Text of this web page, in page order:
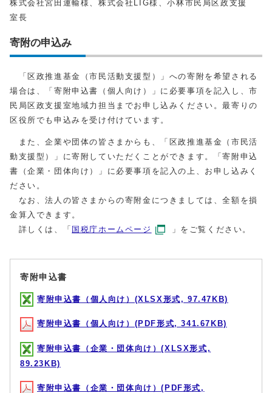
株式会社宮田運輸様、株式会社LIG様、小林市民局区政支援
室長
寄附の申込み
「区政推進基金（市民活動支援型）」への寄附を希望される
場合は、「寄附申込書（個人向け）」に必要事項を記入し、市
民局区政支援室地域力担当までお申し込みください。最寄りの
区役所でも申込みを受け付けています。
また、企業や団体の皆さまからも、「区政推進基金（市民活
動支援型）」に寄附していただくことができます。「寄附申込
書（企業・団体向け）」に必要事項を記入の上、お申し込みく
ださい。
なお、法人の皆さまからの寄附金につきましては、全額を損
金算入できます。
詳しくは、「 国税庁ホームページ 」をご覧ください。
寄附申込書
寄附申込書（個人向け）(XLSX形式, 97.47KB)
寄附申込書（個人向け）(PDF形式, 341.67KB)
寄附申込書（企業・団体向け）(XLSX形式,
89.23KB)
寄附申込書（企業・団体向け）(PDF形式,